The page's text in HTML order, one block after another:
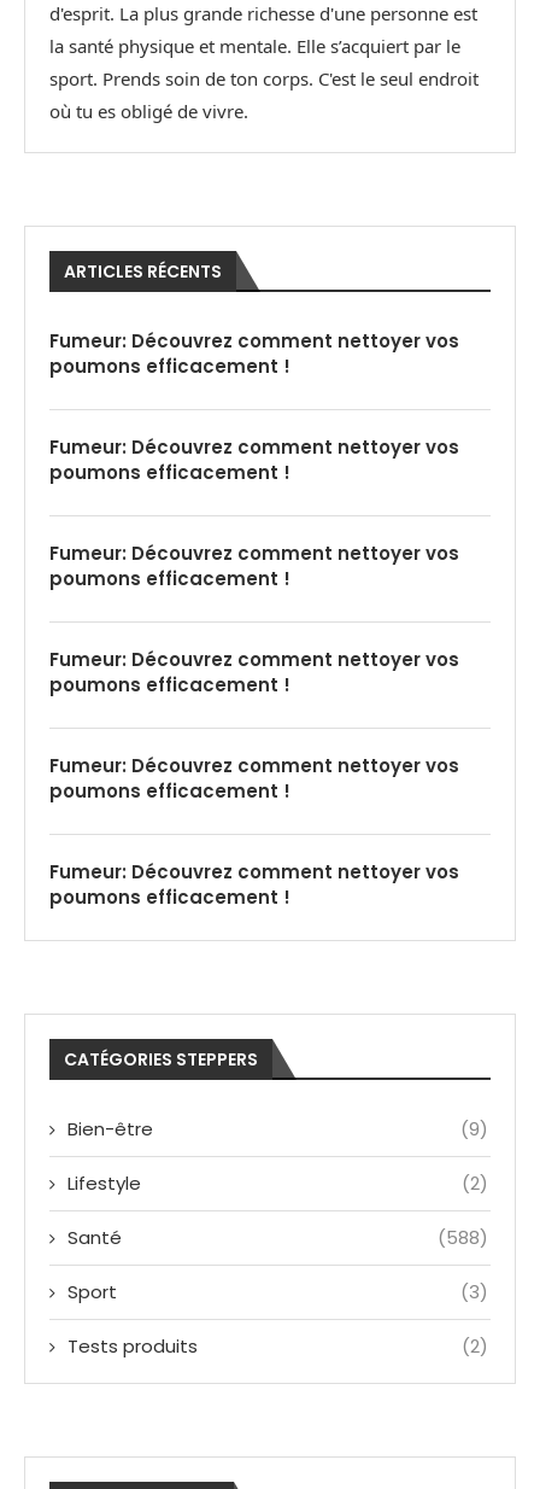
d'esprit. La plus grande richesse d'une personne est
la santé physique et mentale. Elle s’acquiert par le
sport. Prends soin de ton corps. C'est le seul endroit
où tu es obligé de vivre.
ARTICLES RÉCENTS
Fumeur: Découvrez comment nettoyer vos
poumons efficacement !
Fumeur: Découvrez comment nettoyer vos
poumons efficacement !
Fumeur: Découvrez comment nettoyer vos
poumons efficacement !
Fumeur: Découvrez comment nettoyer vos
poumons efficacement !
Fumeur: Découvrez comment nettoyer vos
poumons efficacement !
Fumeur: Découvrez comment nettoyer vos
poumons efficacement !
CATÉGORIES STEPPERS
Bien-être (9)
Lifestyle (2)
Santé (588)
Sport (3)
Tests produits (2)